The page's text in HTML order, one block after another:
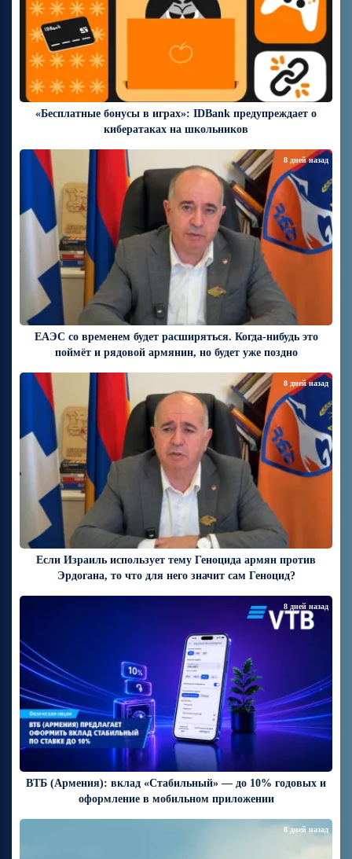
«Бесплатные бонусы в играх»: IDBank предупреждает о
кибератаках на школьников
ЕАЭС со временем будет расширяться. Когда-нибудь это
поймёт и рядовой армянин, но будет уже поздно
8 дней назад
Если Израиль использует тему Геноцида армян против
Эрдогана, то что для него значит сам Геноцид?
8 дней назад
ВТБ (Армения): вклад «Стабильный» — до 10% годовых и
оформление в мобильном приложении
8 дней назад
8 дней назад